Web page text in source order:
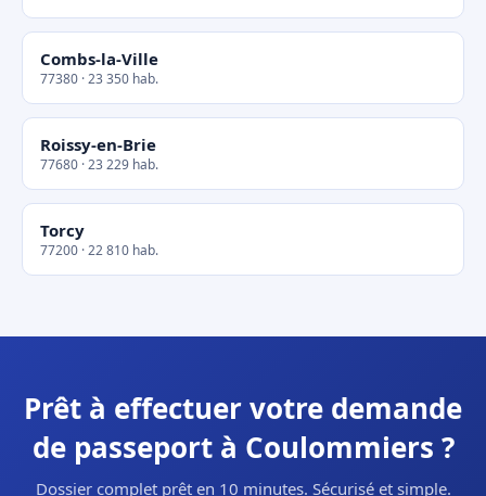
Combs-la-Ville
77380 · 23 350 hab.
Roissy-en-Brie
77680 · 23 229 hab.
Torcy
77200 · 22 810 hab.
Prêt à effectuer votre demande
de passeport à Coulommiers ?
Dossier complet prêt en 10 minutes. Sécurisé et simple.